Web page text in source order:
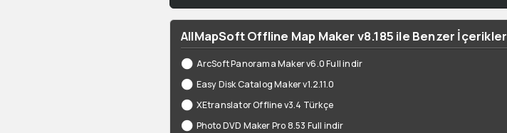
AllMapSoft Offline Map Maker v8.185 ile Benzer İçerikler
ArcSoft Panorama Maker v6.0 Full indir
Easy Disk Catalog Maker v1.2.11.0
XEtranslator Offline v3.4 Türkçe
Photo DVD Maker Pro 8.53 Full indir